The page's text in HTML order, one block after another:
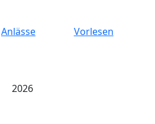
Anlässe Vorlesen
2026